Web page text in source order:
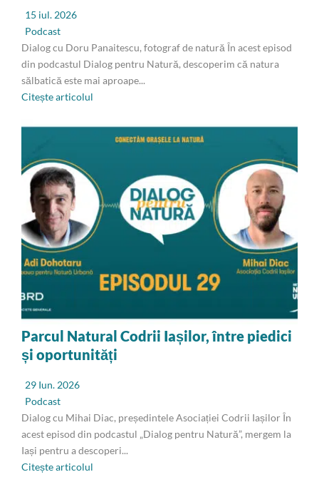
15 iul. 2026
Podcast
Dialog cu Doru Panaitescu, fotograf de natură În acest episod
din podcastul Dialog pentru Natură, descoperim că natura
sălbatică este mai aproape...
Citește articolul
Parcul Natural Codrii Iașilor, între piedici
și oportunități
29 Iun. 2026
Podcast
Dialog cu Mihai Diac, președintele Asociației Codrii Iașilor În
acest episod din podcastul „Dialog pentru Natură”, mergem la
Iași pentru a descoperi...
Citește articolul